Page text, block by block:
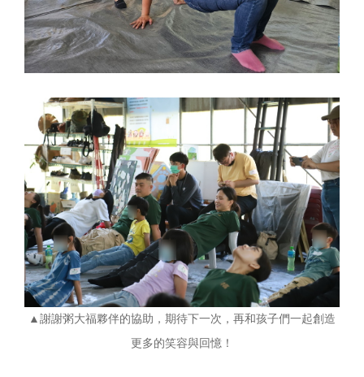
▲謝謝粥大福夥伴的協助，期待下一次，再和孩子們一起創造
更多的笑容與回憶！